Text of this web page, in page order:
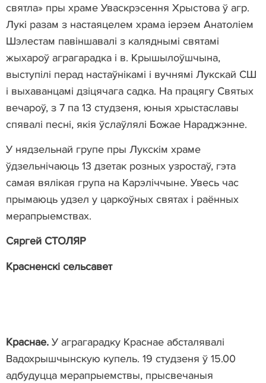
святла» пры храме Уваскрэсення Хрыстова ў агр.
Лукі разам з настаяцелем храма іерэем Анатоліем
Шэлестам павіншавалі з каляднымі святамі
жыхароў аграгарадка і в. Крышылоўшчына,
выступілі перад настаўнікамі і вучнямі Лукскай СШ
і выхаванцамі дзіцячага садка. На працягу Святых
вечароў, з 7 па 13 студзеня, юныя хрыстаславы
спявалі песні, якія ўслаўлялі Божае Нараджэнне.
У нядзельнай групе пры Лукскім храме
ўдзельнічаюць 13 дзетак розных узростаў, гэта
самая вялікая група на Карэліччыне. Увесь час
прымаюць удзел у царкоўных святах і раённых
мерапрыемствах.
Сяргей СТОЛЯР
Красненскі сельсавет
Краснае. У аграгарадку Краснае абсталявалі
Вадохрышчынскую купель. 19 студзеня ў 15.00
адбудуцца мерапрыемствы, прысвечаныя